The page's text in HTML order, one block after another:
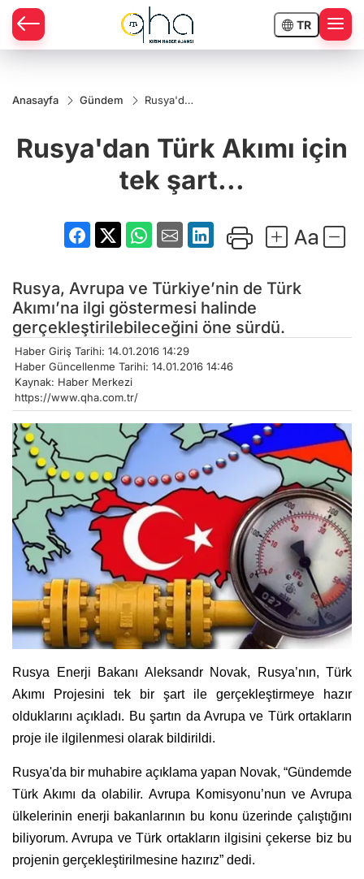
TR
Anasayfa Gündem
Rusya'dan
şart...
Rusya'dan Türk Akımı için
tek şart...
Rusya, Avrupa ve Türkiye’nin de Türk
Akımı’na ilgi göstermesi halinde
gerçekleştirilebileceğini öne sürdü.
Haber Giriş Tarihi: 14.01.2016 14:29
Haber Güncellenme Tarihi: 14.01.2016 14:46
Kaynak: Haber Merkezi
https://www.qha.com.tr/
Rusya Enerji Bakanı Aleksandr Novak, Rusya’nın, Türk
Akımı Projesini tek bir şart ile gerçekleştirmeye hazır
olduklarını açıkladı. Bu şartın da Avrupa ve Türk ortakların
proje ile ilgilenmesi olarak bildirildi.
Rusya'da bir muhabire açıklama yapan Novak, “Gündemde
Türk Akımı da olabilir. Avrupa Komisyonu’nun ve Avrupa
ülkelerinin enerji bakanlarının bu konu üzerinde çalıştığını
biliyorum. Avrupa ve Türk ortakların ilgisini çekerse biz bu
projenin gerçekleştirilmesine hazırız” dedi.